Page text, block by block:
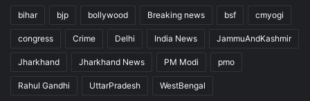
bihar bjp bollywood Breaking news bsf cmyogi
congress Crime Delhi India News JammuAndKashmir
Jharkhand Jharkhand News PM Modi pmo
Rahul Gandhi UttarPradesh WestBengal